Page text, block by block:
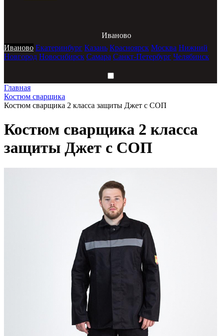
Иваново
Иваново Екатеринбург Казань Красноярск Москва Нижний
Новгород Новосибирск Самара Санкт-Петербург Челябинск
Главная
Костюм сварщика
Костюм сварщика 2 класса защиты Джет с СОП
Костюм сварщика 2 класса
защиты Джет с СОП